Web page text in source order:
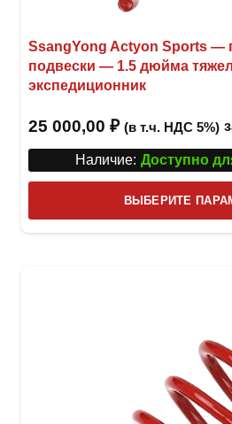
SsangYong Actyon Sports —
подвески — 1.5 дюйма
экспедиционник
25 000,00 ₽ (в т.ч. НДС 5%)
Наличие: Доступно
ВЫБЕРИТЕ